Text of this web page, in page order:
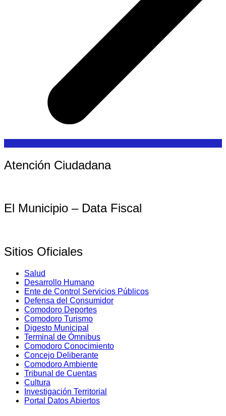
Atención Ciudadana
El Municipio – Data Fiscal
Sitios Oficiales
Salud
Desarrollo Humano
Ente de Control Servicios Públicos
Defensa del Consumidor
Comodoro Deportes
Comodoro Turismo
Digesto Municipal
Terminal de Ómnibus
Comodoro Conocimiento
Concejo Deliberante
Comodoro Ambiente
Tribunal de Cuentas
Cultura
Investigación Territorial
Portal Datos Abiertos